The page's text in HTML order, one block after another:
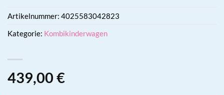
439,00 €
Artikelnummer: 4025583042823
Kategorie: Kombikinderwagen